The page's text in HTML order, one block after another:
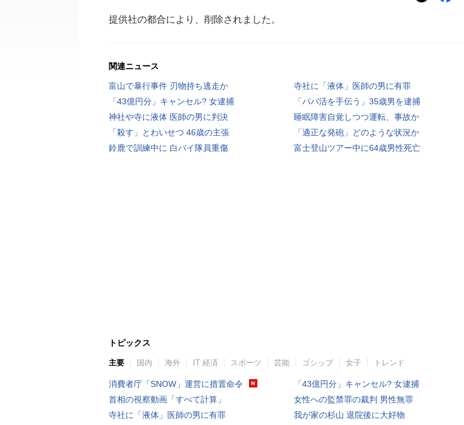
提供社の都合により、削除されました。
関連ニュース
富山で暴行事件 刃物持ち逃走か
寺社に「液体」医師の男に有罪
「43億円分」キャンセル? 女逮捕
「パパ活を手伝う」35歳男を逮捕
神社や寺に液体 医師の男に判決
睡眠障害自覚しつつ運転、事故か
「殺す」とわいせつ 46歳の主張
「適正な発砲」どのような状況か
鈴鹿で訓練中に 白バイ隊員重傷
富士登山ツアー中に64歳男性死亡
トピックス
主要 国内 海外 IT 経済 スポーツ 芸能 ゴシップ 女子 トレンド
消費者庁「SNOW」運営に措置命令
首相の視察動画「すべて計算」
寺社に「液体」医師の男に有罪
「43億円分」キャンセル? 女逮捕
女性への監禁罪の裁判 男性無罪
我が家の杉山 退院後に大好物